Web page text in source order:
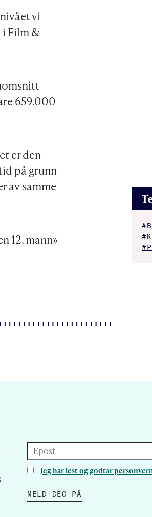
vi
Film &
659.000
er den
på grunn
av samme
12. mann»
Epost
Jeg har lest og godtar
MELD DEG PÅ